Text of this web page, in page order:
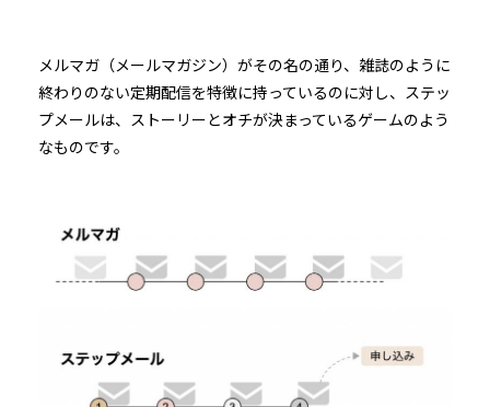
メルマガ（メールマガジン）がその名の通り、雑誌のように
終わりのない定期配信を特徴に持っているのに対し、ステッ
プメールは、ストーリーとオチが決まっているゲームのよう
なものです。